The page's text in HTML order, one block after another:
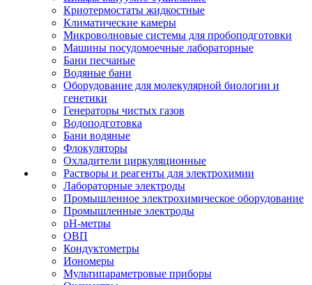
Криотермостаты жидкостные
Климатические камеры
Микроволновые системы для пробоподготовки
Машины посудомоечные лабораторные
Бани песчаные
Водяные бани
Оборудование для молекулярной биологии и
генетики
Генераторы чистых газов
Водоподготовка
Бани водяные
Флокуляторы
Охладители циркуляционные
Растворы и реагенты для электрохимии
Лабораторные электроды
Промышленное электрохимическое оборудование
Промышленные электроды
pH-метры
ОВП
Кондуктометры
Иономеры
Мультипараметровые приборы